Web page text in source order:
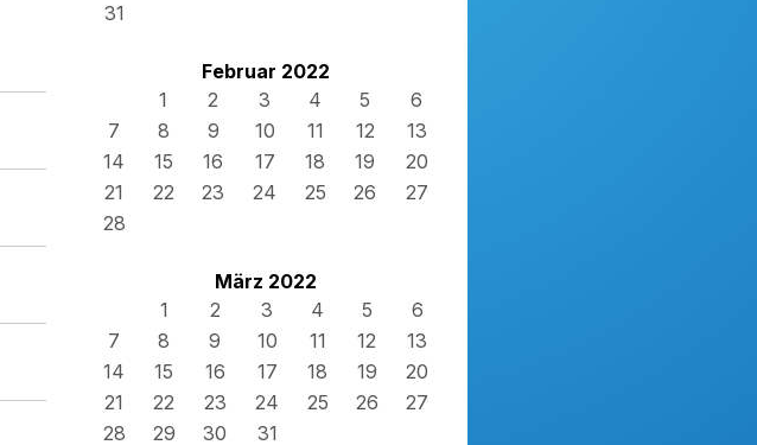
31
Februar 2022
1
2 3 4 5
6
7
8 9 10 11 12
13
14
15 16 17 18 19
20
21
22 23 24 25 26
27
28
März 2022
1
2 3 4 5
6
7
8 9 10 11 12
13
14
15 16 17 18 19
20
21
22 23 24 25 26
27
28
29 30 31